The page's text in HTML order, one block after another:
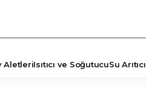
AletleriIsıtıcı ve SoğutucuSu Arıtıcı